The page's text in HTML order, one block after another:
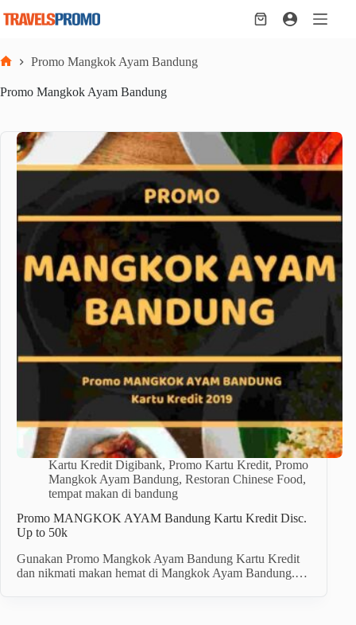
Shopping
Promo Mangkok Ayam Bandung
Promo Mangkok Ayam Bandung
Kartu Kredit Digibank, Promo Kartu Kredit, Promo
Mangkok Ayam Bandung, Restoran Chinese Food,
tempat makan di bandung
Promo MANGKOK AYAM Bandung Kartu Kredit Disc.
Up to 50k
Gunakan Promo Mangkok Ayam Bandung Kartu Kredit
dan nikmati makan hemat di Mangkok Ayam Bandung.…